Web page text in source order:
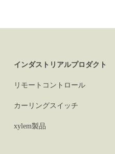
インダストリアルプロダクト
リモートコントロール
カーリングスイッチ
xylem製品